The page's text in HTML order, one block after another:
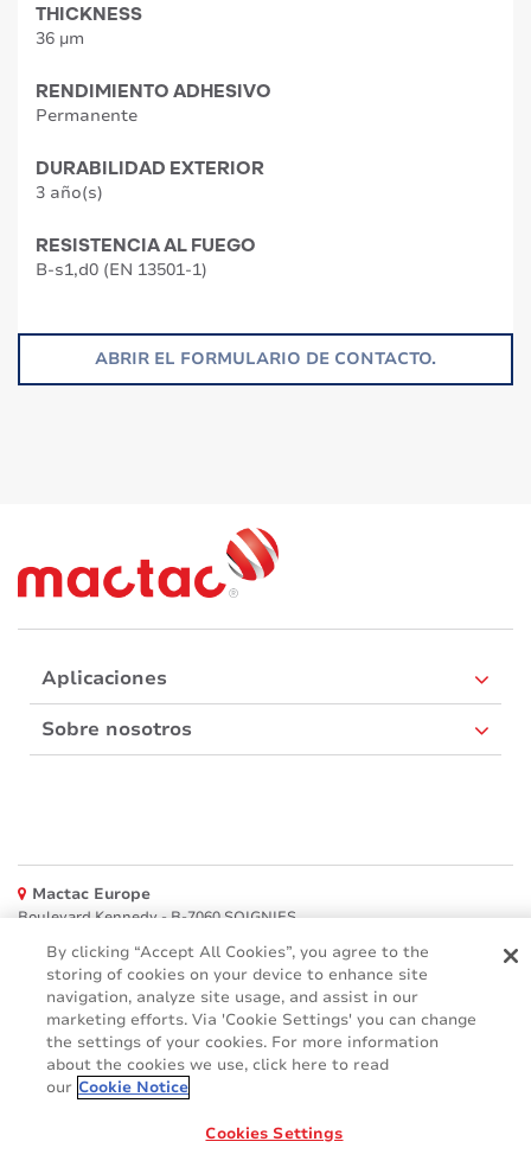
THICKNESS
36 µm
RENDIMIENTO ADHESIVO
Permanente
DURABILIDAD EXTERIOR
3 año(s)
RESISTENCIA AL FUEGO
B-s1,d0 (EN 13501-1)
ABRIR EL FORMULARIO DE CONTACTO.
Aplicaciones
Sobre nosotros
Mactac Europe
Boulevard Kennedy - B-7060 SOIGNIES
Websites
Mactac creative awards
www.mactaccreativeawards.com
By clicking “Accept All Cookies”, you agree to the
storing of cookies on your device to enhance site
navigation, analyze site usage, and assist in our
marketing efforts. Via 'Cookie Settings' you can change
the settings of your cookies. For more information
about the cookies we use, click here to read
our Cookie Notice
Cookies Settings